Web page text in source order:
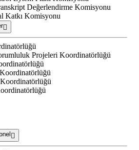
Değerlendirme Komisyonu
Katkı Komisyonu
Projeleri Koordinatörlüğü